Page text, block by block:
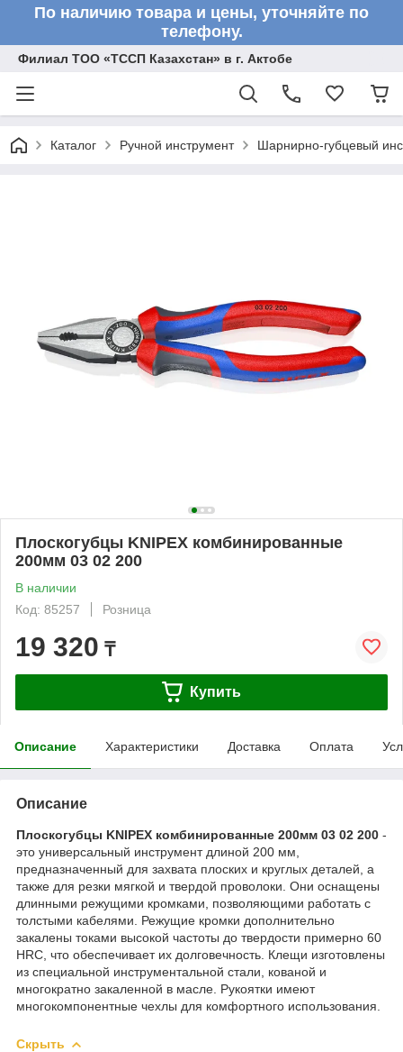
По наличию товара и цены, уточняйте по
телефону.
Филиал ТОО «ТССП Казахстан» в г. Актобе
Каталог Ручной инструмент Шарнирно-губцевый
Плоскогубцы KNIPEX комбинированные
200мм 03 02 200
В наличии
Код: 85257
Розница
19 320 ₸
Купить
Описание Характеристики Доставка Оплата
Описание
Плоскогубцы KNIPEX комбинированные 200мм 03 02 200 -
это универсальный инструмент длиной 200 мм,
предназначенный для захвата плоских и круглых деталей, а
также для резки мягкой и твердой проволоки. Они оснащены
длинными режущими кромками, позволяющими работать с
толстыми кабелями. Режущие кромки дополнительно
закалены токами высокой частоты до твердости примерно 60
HRC, что обеспечивает их долговечность. Клещи изготовлены
из специальной инструментальной стали, кованой и
многократно закаленной в масле. Рукоятки имеют
многокомпонентные чехлы для комфортного использования.
Скрыть